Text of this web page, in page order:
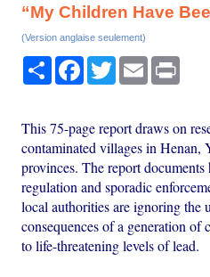
“My Children Have
(Version anglaise seulement)
PartagerFacebook
TwitterEmail
This 75-page report draws on
contaminated villages in Henan,
provinces. The report
regulation and sporadic
local authorities are ignoring the
consequences of a generation of
to life-threatening levels of lead.